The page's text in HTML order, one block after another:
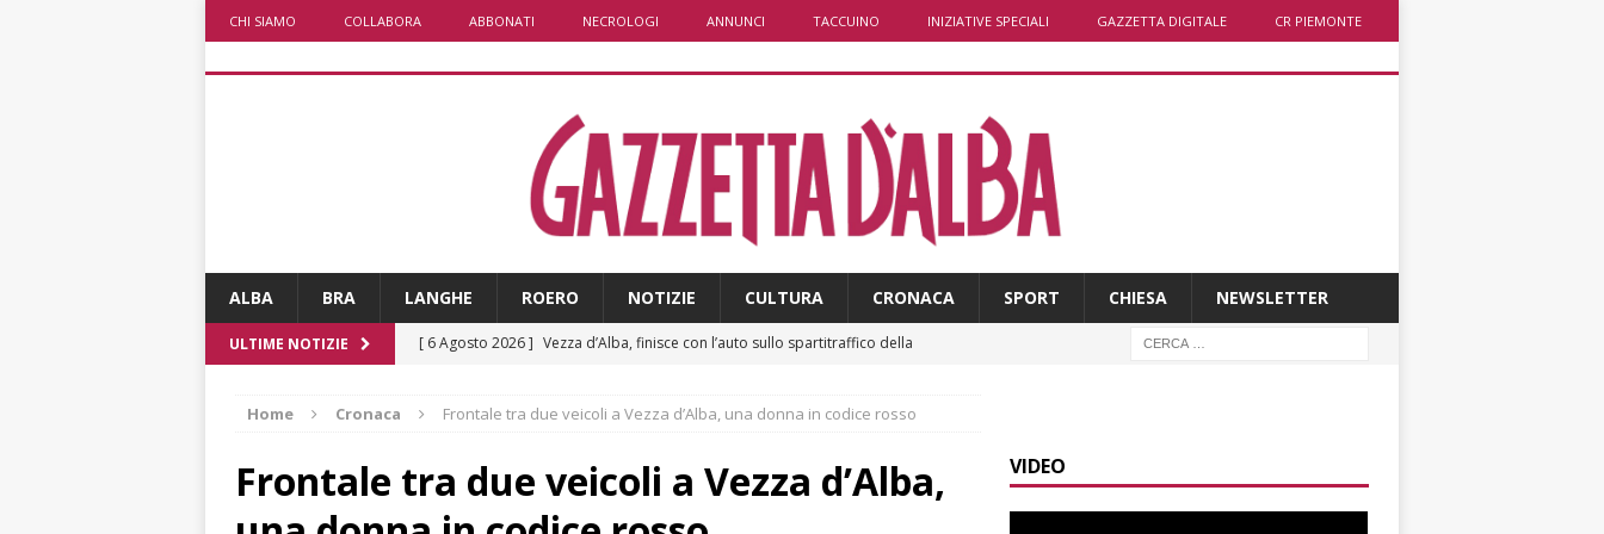
CHI SIAMO COLLABORA ABBONATI NECROLOGI ANNUNCI TACCUINO INIZIATIVE SPECIALI GAZZETTA DIGITALE CR PIEMONTE
ALBA BRA LANGHE ROERO NOTIZIE CULTURA CRONACA SPORT CHIESA NEWSLETTER
ULTIME NOTIZIE [ 6 Agosto 2026 ] Vezza d’Alba, finisce con l’auto sullo spartitraffico della
[ 6 Agosto 2026 ] La bella stagione riporta l’allarme sulle strade: cresce il
ALTRE NOTIZIE
Piemonte punta sull’automotive con le Aree di Accelerazione
Home Cronaca Frontale tra due veicoli a Vezza d’Alba, una donna in codice rosso
Frontale tra due veicoli a Vezza d’Alba,
VIDEO